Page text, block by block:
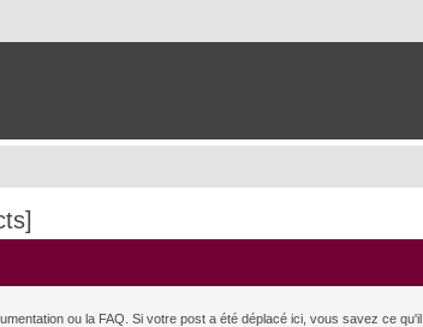
ou la FAQ. Si votre post a été déplacé ici, vous savez ce qu'il